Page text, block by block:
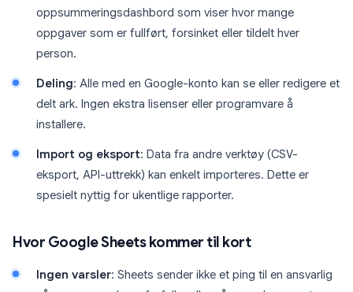
oppsummeringsdashbord som viser hvor mange
oppgaver som er fullført, forsinket eller tildelt hver
person.
Deling: Alle med en Google-konto kan se eller redigere et
delt ark. Ingen ekstra lisenser eller programvare å
installere.
Import og eksport: Data fra andre verktøy (CSV-
eksport, API-uttrekk) kan enkelt importeres. Dette er
spesielt nyttig for ukentlige rapporter.
Hvor Google Sheets kommer til kort
Ingen varsler: Sheets sender ikke et ping til en ansvarlig